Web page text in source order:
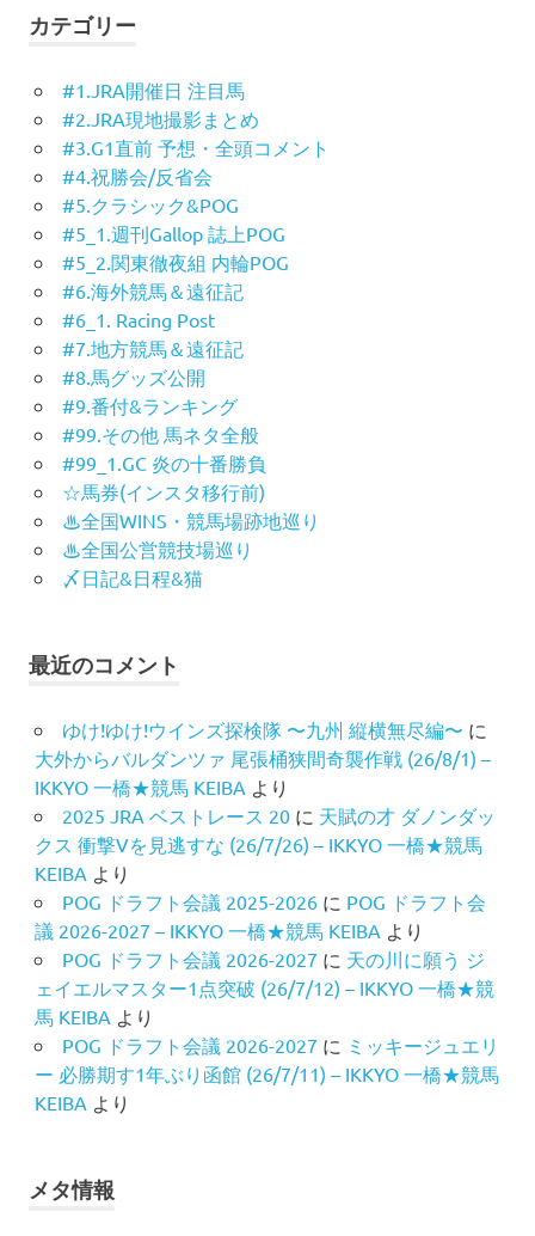
カテゴリー
#1.JRA開催日 注目馬
#2.JRA現地撮影まとめ
#3.G1直前 予想・全頭コメント
#4.祝勝会/反省会
#5.クラシック&POG
#5_1.週刊Gallop 誌上POG
#5_2.関東徹夜組 内輪POG
#6.海外競馬＆遠征記
#6_1. Racing Post
#7.地方競馬＆遠征記
#8.馬グッズ公開
#9.番付&ランキング
#99.その他 馬ネタ全般
#99_1.GC 炎の十番勝負
☆馬券(インスタ移行前)
♨︎全国WINS・競馬場跡地巡り
♨︎全国公営競技場巡り
〆日記&日程&猫
最近のコメント
ゆけ!ゆけ!ウインズ探検隊 〜九州 縦横無尽編〜 に
大外からバルダンツァ 尾張桶狭間奇襲作戦 (26/8/1) –
IKKYO 一橋★競馬 KEIBA より
2025 JRA ベストレース 20に 天賦の才 ダノンダッ
クス 衝撃Vを見逃すな (26/7/26) – IKKYO 一橋★競馬
KEIBA より
POG ドラフト会議 2025-2026に POG ドラフト会
議 2026-2027 – IKKYO 一橋★競馬 KEIBA より
POG ドラフト会議 2026-2027 に 天の川に願う ジ
ェイエルマスター1点突破 (26/7/12) – IKKYO 一橋★競
馬 KEIBA より
POG ドラフト会議 2026-2027 に ミッキージュエリ
ー 必勝期す1年ぶり函館 (26/7/11) – IKKYO 一橋★競馬
KEIBA より
メタ情報